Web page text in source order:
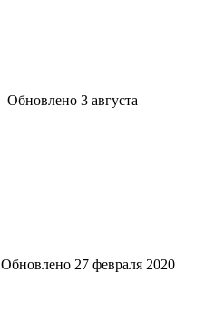
Обновлено 3 августа
Обновлено 27 февраля 2020